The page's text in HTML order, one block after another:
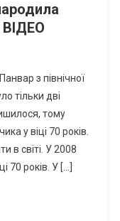
ВIДЕО
з північної
тільки дві
тому
у віці 70 років.
в світі. У 2008
70 років. У […]